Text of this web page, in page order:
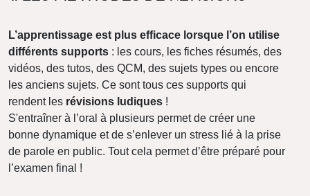
L’apprentissage est plus efficace lorsque l’on utilise
différents supports : les cours, les fiches résumés, des
vidéos, des tutos, des QCM, des sujets types ou encore
les anciens sujets. Ce sont tous ces supports qui
rendent les révisions ludiques !
S'entraîner à l’oral à plusieurs permet de créer une
bonne dynamique et de s’enlever un stress lié à la prise
de parole en public. Tout cela permet d’être préparé pour
l’examen final !